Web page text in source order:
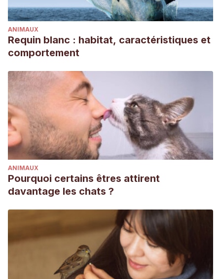
ANIMAUX
Requin blanc : habitat, caractéristiques et
comportement
ANIMAUX
Pourquoi certains êtres attirent
davantage les chats ?